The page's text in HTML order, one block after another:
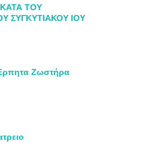
ΤΟΥ
ΣΥΓΚΥΤΙΑΚΟΥ ΙΟΥ
Ζωστήρα